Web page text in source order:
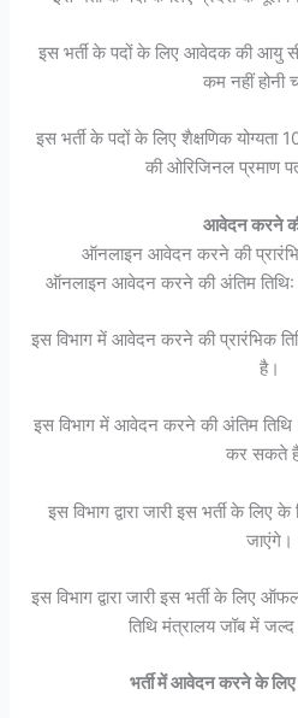
इस भर्ती के पदों के लिए आवेदक की आयु
कम नहीं होनी
इस भर्ती के पदों के लिए शैक्षणिक योग्यता
की ओरिजिनल प्रमाण
आवेदन करने
ऑनलाइन आवेदन करने की
ऑनलाइन आवेदन करने की अंतिम
इस विभाग में आवेदन करने की प्रारंभिक
है।
इस विभाग में आवेदन करने की अंतिम
कर सकते
इस विभाग द्वारा जारी इस भर्ती के
जाएंगे।
इस विभाग द्वारा जारी इस भर्ती के लिए
तिथि मंत्रालय जॉब में जल्द
भर्ती में आवेदन करने के